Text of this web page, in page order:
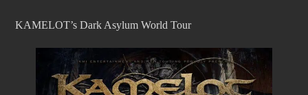
KAMELOT’s Dark Asylum World Tour